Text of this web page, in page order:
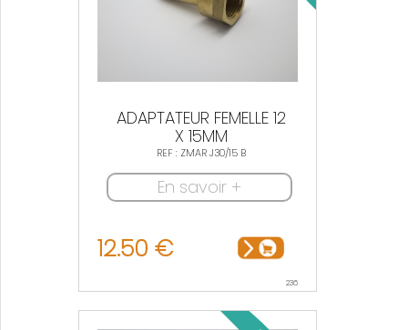
ADAPTATEUR FEMELLE 12
X 15MM
REF : ZMAR J30/15 B
En savoir +
12.50 €
236